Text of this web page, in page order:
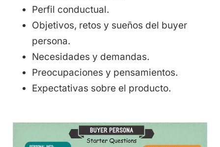
Perfil conductual.
Objetivos, retos y sueños del buyer
persona.
Necesidades y demandas.
Preocupaciones y pensamientos.
Expectativas sobre el producto.